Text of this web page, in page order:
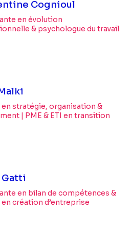
Cognioul
en évolution
& psychologue du travail
stratégie, organisation &
| PME & ETI en transition
en bilan de compétences &
création d’entreprise